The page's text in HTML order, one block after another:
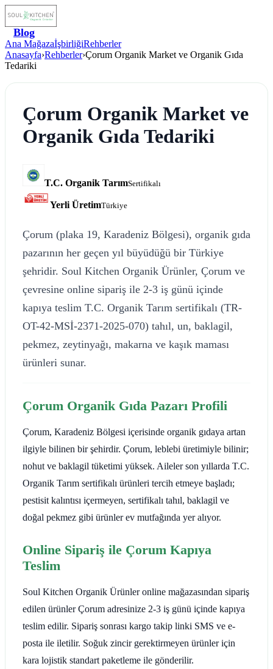
Blog
Ana MağazaİşbirliğiRehberler
Anasayfa›Rehberler›Çorum Organik Market ve Organik Gıda
Tedariki
Çorum Organik Market ve
Organik Gıda Tedariki
T.C. Organik TarımSertifikalı
Yerli ÜretimTürkiye
Çorum (plaka 19, Karadeniz Bölgesi), organik gıda
pazarının her geçen yıl büyüdüğü bir Türkiye
şehridir. Soul Kitchen Organik Ürünler, Çorum ve
çevresine online sipariş ile 2-3 iş günü içinde
kapıya teslim T.C. Organik Tarım sertifikalı (TR-
OT-42-MSİ-2371-2025-070) tahıl, un, baklagil,
pekmez, zeytinyağı, makarna ve kaşık maması
ürünleri sunar.
Çorum Organik Gıda Pazarı Profili
Çorum, Karadeniz Bölgesi içerisinde organik gıdaya artan
ilgiyle bilinen bir şehirdir. Çorum, leblebi üretimiyle bilinir;
nohut ve baklagil tüketimi yüksek. Aileler son yıllarda T.C.
Organik Tarım sertifikalı ürünleri tercih etmeye başladı;
pestisit kalıntısı içermeyen, sertifikalı tahıl, baklagil ve
doğal pekmez gibi ürünler ev mutfağında yer alıyor.
Online Sipariş ile Çorum Kapıya
Teslim
Soul Kitchen Organik Ürünler online mağazasından sipariş
edilen ürünler Çorum adresinize 2-3 iş günü içinde kapıya
teslim edilir. Sipariş sonrası kargo takip linki SMS ve e-
posta ile iletilir. Soğuk zincir gerektirmeyen ürünler için
kara lojistik standart paketleme ile gönderilir.